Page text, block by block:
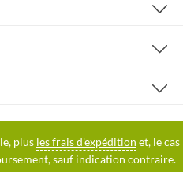
plus les frais d'expédition et, le cas
sauf indication contraire.